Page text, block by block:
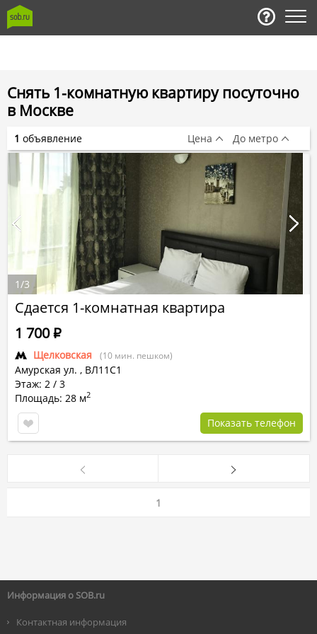
Снять 1-комнатную квартиру посуточно
в Москве
Сдается 1-комнатная квартира
Щелковская (10 мин. пешком)
Амурская ул. , ВЛ11С1
Этаж: 2 / 3
Площадь: 28 м2
1 700Р
Показать телефон
1/3
1 объявление Цена До метро
1
Информация о SOB.ru
Контактная информация